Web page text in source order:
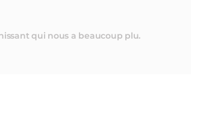
qui nous a beaucoup plu.